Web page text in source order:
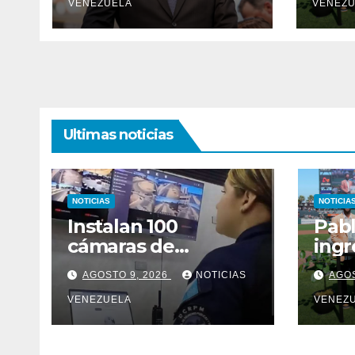
VENEZUELA
Ultimas noticias
NOTICIAS
Instalan 100
cámaras de
videovigilancia en
Cumaná
AGOSTO 9, 2026 NOTICIAS
VENEZUELA
la